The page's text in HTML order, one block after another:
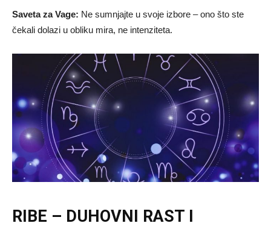
Saveta za Vage: Ne sumnjajte u svoje izbore – ono što ste
čekali dolazi u obliku mira, ne intenziteta.
RIBE – DUHOVNI RAST I